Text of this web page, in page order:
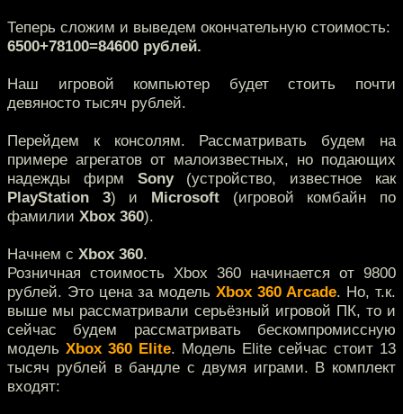
Теперь сложим и выведем окончательную стоимость:
6500+78100=84600 рублей.
Наш игровой компьютер будет стоить почти
девяносто тысяч рублей.
Перейдем к консолям. Рассматривать будем на
примере агрегатов от малоизвестных, но подающих
надежды фирм Sony(устройство, известное как
PlayStation 3) и Microsoft (игровой комбайн по
фамилии Xbox 360).
Начнем с Xbox 360.
Розничная стоимость Xbox 360 начинается от 9800
рублей. Это цена за модель Xbox 360 Arcade. Но, т.к.
выше мы рассматривали серьёзный игровой ПК, то и
сейчас будем рассматривать бескомпромиссную
модель Xbox 360 Elite. Модель Elite сейчас стоит 13
тысяч рублей в бандле с двумя играми. В комплект
входят: